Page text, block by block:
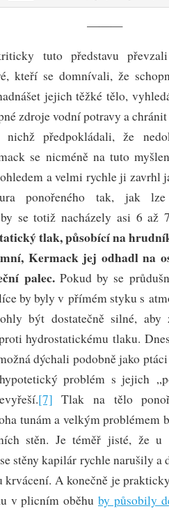
———
tuto představu
kteří se domnívali, že
jejich těžké tělo,
zdroje vodní potravy a
nichž předpokládali, že
se nicméně na tuto
a velmi rychle ji zavrhl
ponořeného tak, jak
se totiž nacházely asi 6 až
tlak, působící na
Kermack jej odhadl na
palec. Pokud by se
by byly v přímém styku s
být dostatečně silné, aby
hydrostatickému tlaku.
dýchali podobně jako
problém s jejich
[7] Tlak na tělo
tunám a velkým problémem
stěn. Je téměř jisté, že u
stěny kapilár rychle narušily a
A konečně je
v plicním oběhuby působily